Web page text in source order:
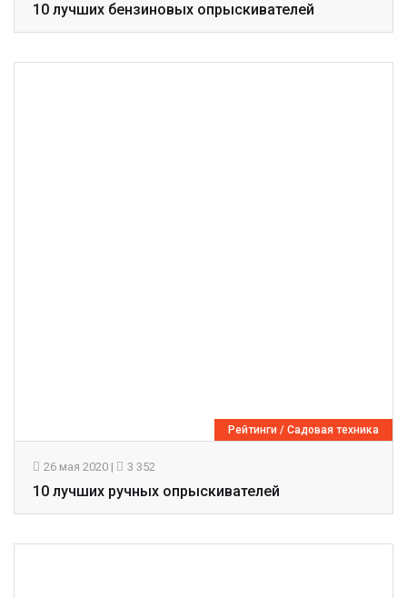
10 лучших бензиновых опрыскивателей
Рейтинги / Садовая техника
26 мая 2020 | 3 352
10 лучших ручных опрыскивателей